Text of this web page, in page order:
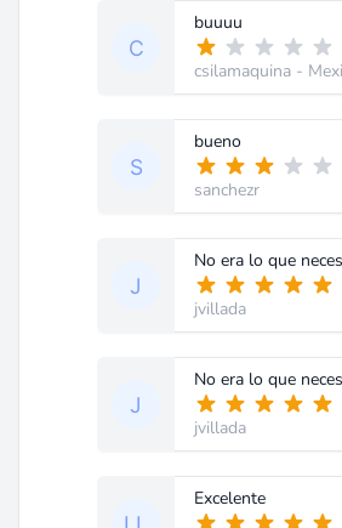
buuuu
csilamaquina -
bueno
sanchezr
jvillada
jvillada
Excelente